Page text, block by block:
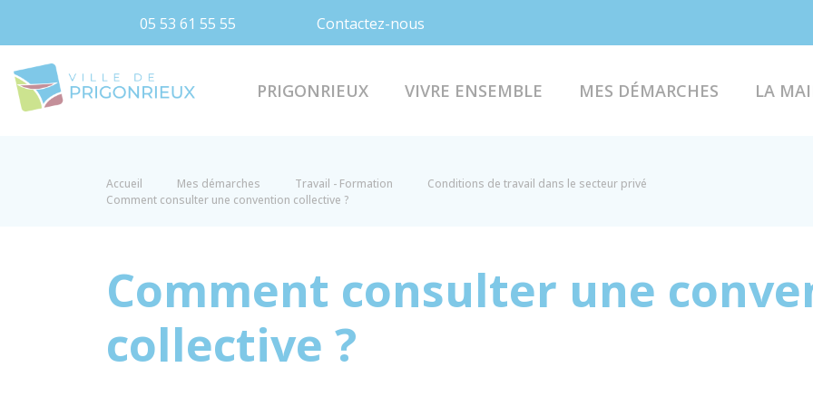
05 53 61 55 55 Contactez-nous
PRIGONRIEUX VIVRE ENSEMBLE MES DÉMARCHES LA
Accueil Mes démarches Travail - Formation
Conditions de travail dans le secteur privé
Comment consulter une convention collective ?
Comment consulter une
collective ?